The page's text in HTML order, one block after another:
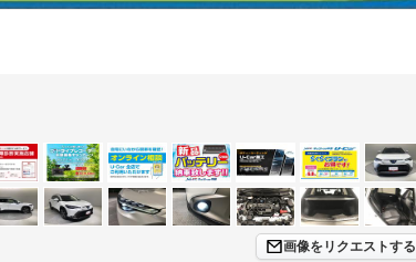
画像をリクエストする